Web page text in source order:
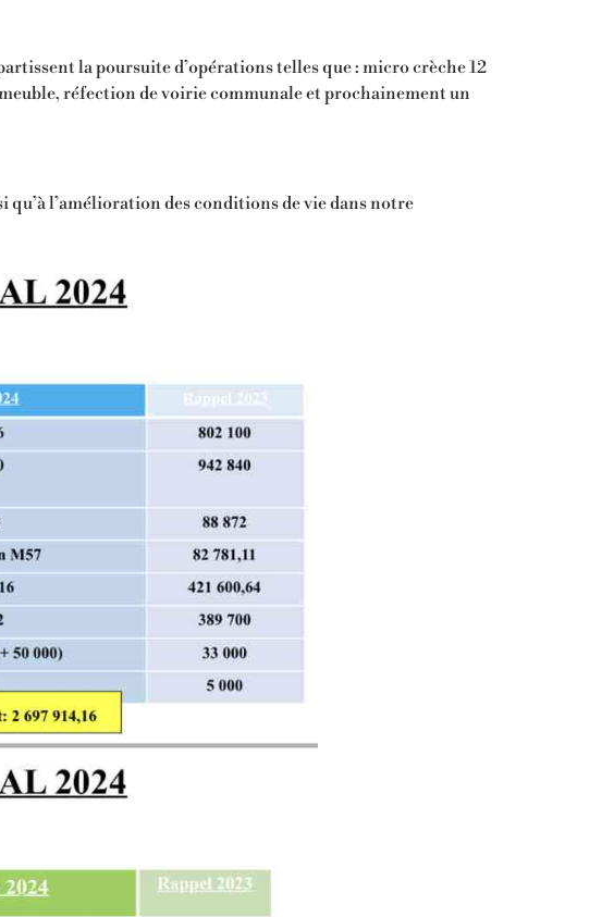
la poursuite d’opérations telles que : micro crèche 12
réfection de voirie communale et prochainement un
l’amélioration des conditions de vie dans notre